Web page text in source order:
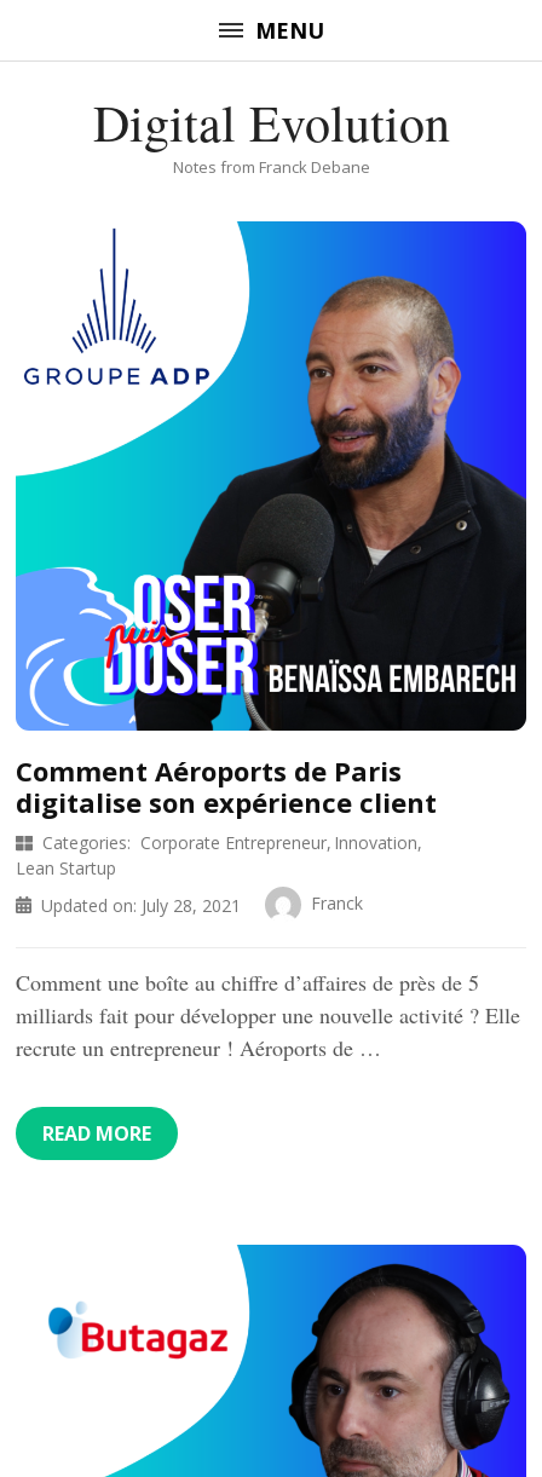
to
MENU
Digital Evolution
Notes from Franck Debane
Comment Aéroports de Paris
digitalise son expérience client
Categories: Corporate Entrepreneur Innovation
Lean Startup
Updated on: July 28, 2021 Franck
Comment une boîte au chiffre d’affaires de près de 5
milliards fait pour développer une nouvelle activité ? Elle
recrute un entrepreneur ! Aéroports de …
READ MORE